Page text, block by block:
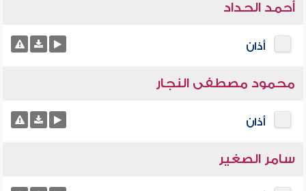
أحمد الحداد
أذان
محمود مصطفى النجار
أذان
سامر الصغير